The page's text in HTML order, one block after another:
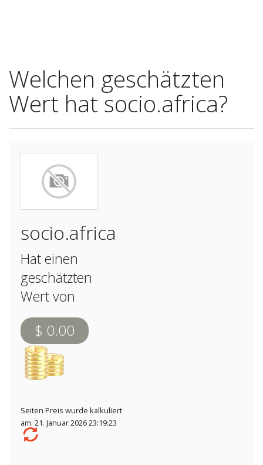
Welchen geschätzten
Wert hat socio.africa?
socio.africa
Hat einen
geschätzten
Wert von
$ 0.00
Seiten Preis wurde kalkuliert
am: 21. Januar 2026 23:19:23